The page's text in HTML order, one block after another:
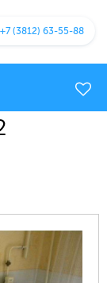
+7 (3812) 63-55-88